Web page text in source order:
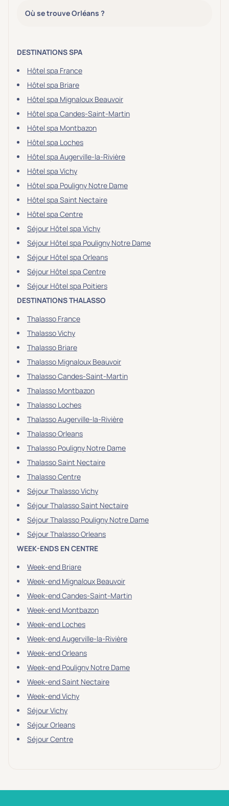
Où se trouve Orléans ?
DESTINATIONS SPA
Hôtel spa France
Hôtel spa Briare
Hôtel spa Mignaloux Beauvoir
Hôtel spa Candes-Saint-Martin
Hôtel spa Montbazon
Hôtel spa Loches
Hôtel spa Augerville-la-Rivière
Hôtel spa Vichy
Hôtel spa Pouligny Notre Dame
Hôtel spa Saint Nectaire
Hôtel spa Centre
Séjour Hôtel spa Vichy
Séjour Hôtel spa Pouligny Notre Dame
Séjour Hôtel spa Orleans
Séjour Hôtel spa Centre
Séjour Hôtel spa Poitiers
DESTINATIONS THALASSO
Thalasso France
Thalasso Vichy
Thalasso Briare
Thalasso Mignaloux Beauvoir
Thalasso Candes-Saint-Martin
Thalasso Montbazon
Thalasso Loches
Thalasso Augerville-la-Rivière
Thalasso Orleans
Thalasso Pouligny Notre Dame
Thalasso Saint Nectaire
Thalasso Centre
Séjour Thalasso Vichy
Séjour Thalasso Saint Nectaire
Séjour Thalasso Pouligny Notre Dame
Séjour Thalasso Orleans
WEEK-ENDS EN CENTRE
Week-end Briare
Week-end Mignaloux Beauvoir
Week-end Candes-Saint-Martin
Week-end Montbazon
Week-end Loches
Week-end Augerville-la-Rivière
Week-end Orleans
Week-end Pouligny Notre Dame
Week-end Saint Nectaire
Week-end Vichy
Séjour Vichy
Séjour Orleans
Séjour Centre